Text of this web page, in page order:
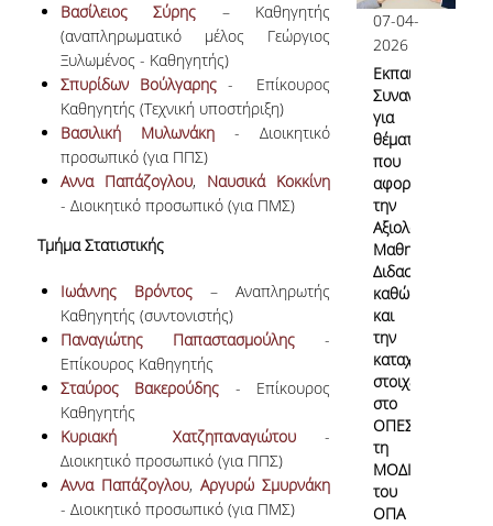
Βασίλειος Σύρης – Καθηγητής
(αναπληρωματικό μέλος Γεώργιος
Ξυλωμένος - Καθηγητής)
Σπυρίδων Βούλγαρης- Επίκουρος
Καθηγητής (Τεχνική υποστήριξη)
Βασιλική Μυλωνάκη- Διοικητικό
προσωπικό (για ΠΠΣ)
Αννα Παπάζογλου, Ναυσικά Κοκκίνη
- Διοικητικό προσωπικό (για ΠMΣ)
Τμήμα Στατιστικής
Ιωάννης Βρόντος – Αναπληρωτής
Καθηγητής (συντονιστής)
Παναγιώτης Παπαστασμούλης-
Επίκουρος Καθηγητής
Σταύρος Βακερούδης - Επίκουρος
Καθηγητής
Κυριακή Χατζηπαναγιώτου -
Διοικητικό προσωπικό (για ΠΠΣ)
Αννα Παπάζογλου, Αργυρώ Σμυρνάκη
- Διοικητικό προσωπικό (για ΠMΣ)
07-04-
2026
Εκπαιδευτικές
Συναντήσεις
για
θέματα
που
αφορούν
την
Αξιολόγηση
Μαθημάτων/
Διδασκαλίας
καθώς
και
την
καταχώρηση
στοιχείων
στο
ΟΠΕΣΠ από
τη
ΜΟΔΙΠ
του
ΟΠΑ